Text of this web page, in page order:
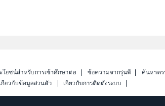
โยชน์สำหรับการเข้าศึกษาต่อ ข้อความจากรุ่นพี่
ค้นหาด
กี่ยวกับข้อมูลส่วนตัว
เกี่ยวกับการติดตั้งระบบ